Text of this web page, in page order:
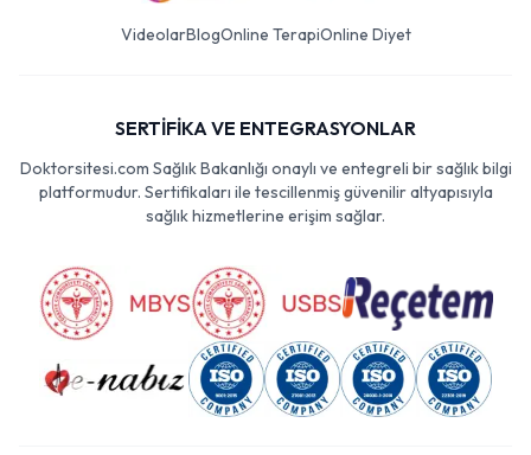
VideolarBlogOnline TerapiOnline Diyet
SERTİFİKA VE ENTEGRASYONLAR
Doktorsitesi.com Sağlık Bakanlığı onaylı ve entegreli bir sağlık bilgi
platformudur. Sertifikaları ile tescillenmiş güvenilir altyapısıyla
sağlık hizmetlerine erişim sağlar.